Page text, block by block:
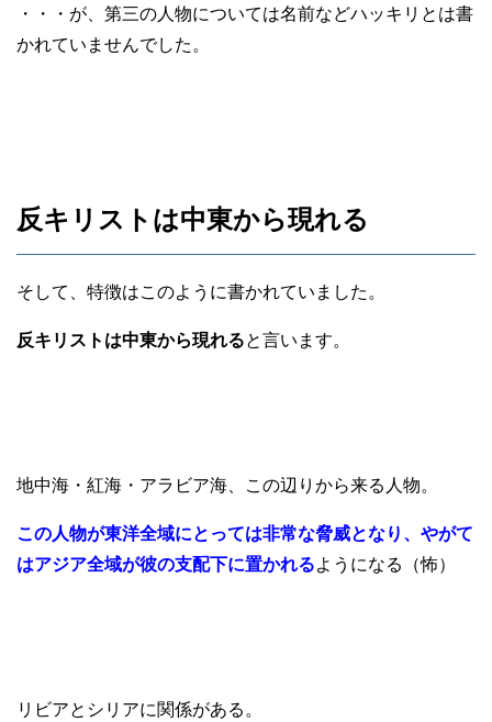
・・・が、第三の人物については名前などハッキリとは書
かれていませんでした。
反キリストは中東から現れる
そして、特徴はこのように書かれていました。
反キリストは中東から現れると言います。
地中海・紅海・アラビア海、この辺りから来る人物。
この人物が東洋全域にとっては非常な脅威となり、やがて
はアジア全域が彼の支配下に置かれるようになる（怖）
リビアとシリアに関係がある。